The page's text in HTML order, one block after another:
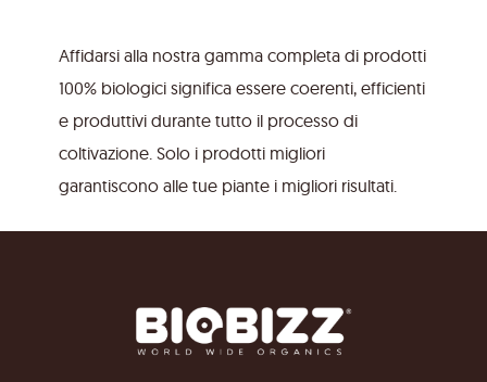
Affidarsi alla nostra gamma completa di prodotti
100% biologici significa essere coerenti, efficienti
e produttivi durante tutto il processo di
coltivazione. Solo i prodotti migliori
garantiscono alle tue piante i migliori risultati.